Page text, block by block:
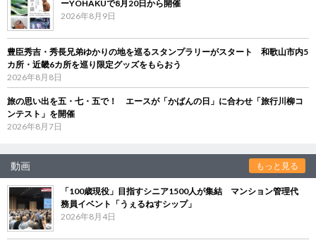
ーYOHAKUで8月20日から開催
2026年8月9日
豊臣秀吉・秀長兄弟ゆかりの地を巡るスタンプラリーがスタート 和歌山市内5
カ所・近畿6カ所を巡り限定グッズをもらおう
2026年8月8日
旅の思い出を五・七・五で！ エースが「かばんの日」に合わせ「旅行川柳コ
ンテスト」を開催
2026年8月7日
動画 もっと見る
「100歳現役」目指すシニア1500人が集結 マンション管理代
務員イベント「うぇるねすシップ」
2026年8月4日